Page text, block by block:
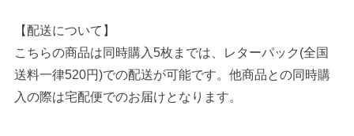
【配送について】
こちらの商品は同時購入5枚までは、レターパック(全国
送料一律520円)での配送が可能です。他商品との同時購
入の際は宅配便でのお届けとなります。